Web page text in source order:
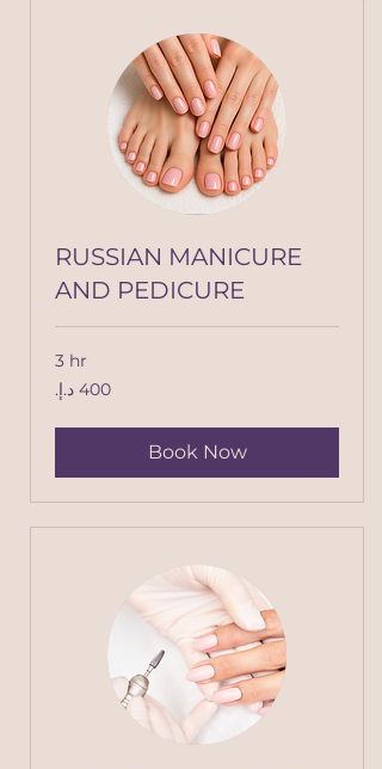
RUSSIAN MANICURE
AND PEDICURE
3 hr
400
درهم
Book Now